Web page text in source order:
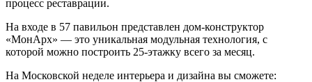
процесс реставрации.
На входе в 57 павильон представлен дом-конструктор
«МонАрх» — это уникальная модульная технология, с
которой можно построить 25-этажку всего за месяц.
На Московской неделе интерьера и дизайна вы сможете: